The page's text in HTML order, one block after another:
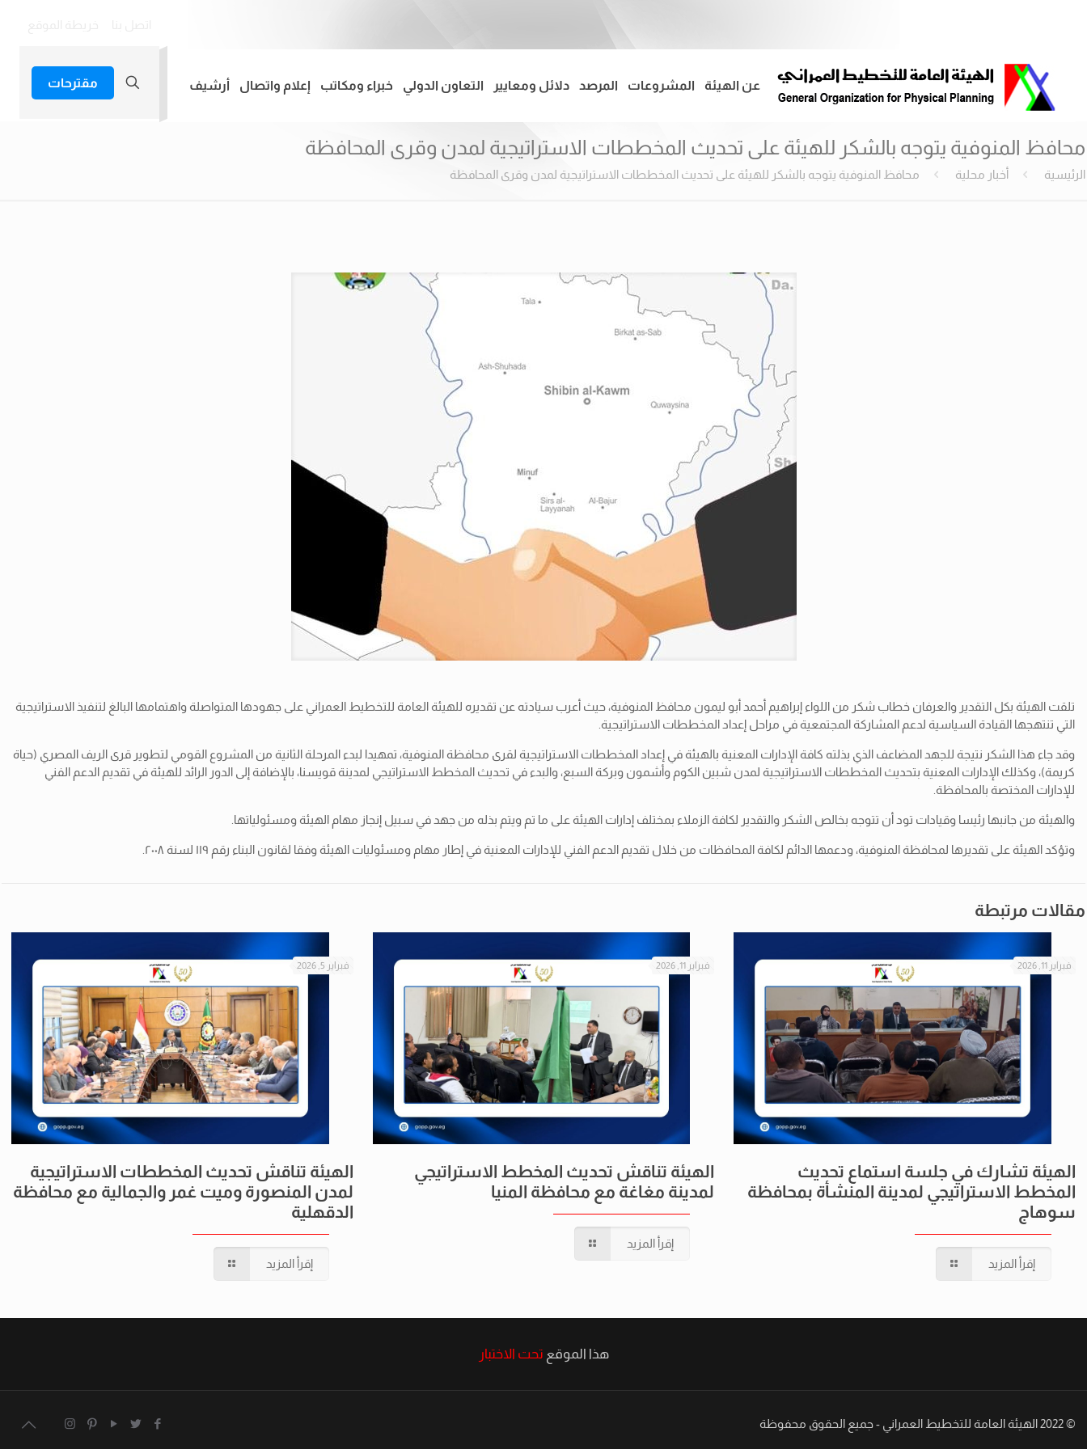
عن الهيئة المشروعات المرصد دلائل ومعايير التعاون الدولي خبراء ومكاتب إعلام واتصال أرشيف مقترحات
محافظ المنوفية يتوجه بالشكر للهيئة على تحديث المخططات الاستراتيجية لمدن وقرى المحافظة
الرئيسية أخبار محلية محافظ المنوفية يتوجه بالشكر للهيئة على تحديث المخططات الاستراتيجية لمدن وقرى المحافظة
تلقت الهيئة بكل التقدير والعرفان خطاب شكر من اللواء إبراهيم أحمد أبو ليمون محافظ المنوفية، حيث أعرب سيادته عن تقديره للهيئة العامة للتخطيط العمراني على جهودها المتواصلة واهتمامها البالغ لتنفيذ الاستراتيجية
التي تنتهجها القيادة السياسية لدعم المشاركة المجتمعية في مراحل إعداد المخططات الاستراتيجية.
وقد جاء هذا الشكر نتيجة للجهد المضاعف الذي بذلته كافة الإدارات المعنية بالهيئة في إعدادالمخططات الاستراتيجية لقرى محافظة المنوفية، تمهيدا لبدء المرحلة الثانية من المشروع القومي لتطوير قرى الريف المصري (حياة
كريمة)، وكذلك الإدارات المعنية بتحديث المخططات الاستراتيجية لمدن شبين الكوم وأشمون وبركة السبع، والبدء في تحديث المخطط الاستراتيجي لمدينة قويسنا، بالإضافة إلى الدور الرائد للهيئة في تقديم الدعم الفني
للإدارات المختصة بالمحافظة.
والهيئة من جانبها رئيسا وقيادات تود أن تتوجه بخالص الشكر والتقدير لكافة الزملاء بمختلف إدارات الهيئة على ما تم ويتم بذله من جهد في سبيل إنجاز مهام الهيئة ومسئولياتها.
وتؤكد الهيئة على تقديرها لمحافظة المنوفية، ودعمها الدائم لكافة المحافظات من خلال تقديم الدعم الفني للإدارات المعنية في إطار مهام ومسئوليات الهيئة وفقا لقانون البناء رقم ١١٩ لسنة ٢٠٠٨.
مقالات مرتبطة
فبراير 11, 2026
الهيئة تشارك في جلسة استماع تحديث
المخطط الاستراتيجي لمدينة المنشأة بمحافظة
سوهاج
إقرأ المزيد
فبراير 11, 2026
الهيئة تناقش تحديث المخطط الاستراتيجي
لمدينة مغاغة مع محافظة المنيا
إقرأ المزيد
فبراير 5, 2026
الهيئة تناقش تحديث المخططات الاستراتيجية
لمدن المنصورة وميت غمر والجمالية مع محافظة
الدقهلية
إقرأ المزيد
هذا الموقع تحت الاختبار
© 2022 الهيئة العامة للتخطيط العمراني - جميع الحقوق محفوظة